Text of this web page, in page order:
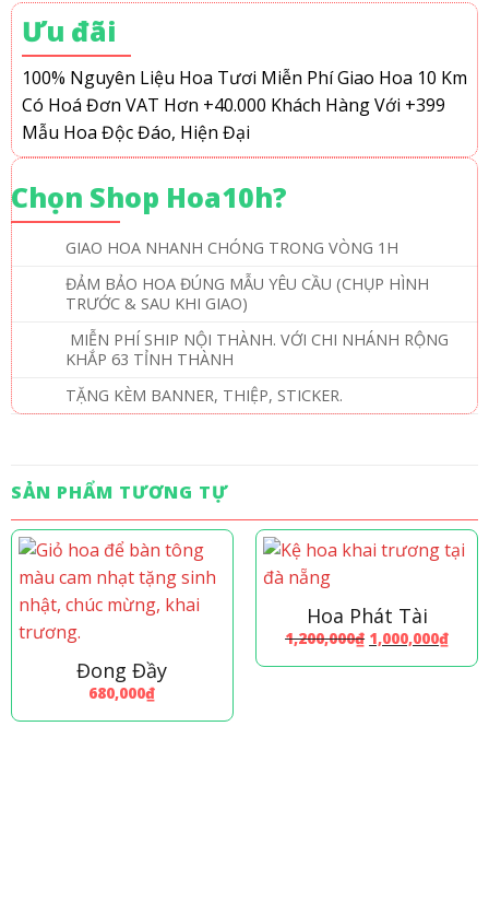
Ưu đãi
100% Nguyên Liệu Hoa Tươi Miễn Phí Giao Hoa 10 Km
Có Hoá Đơn VAT Hơn +40.000 Khách HàngVới +399
Mẫu Hoa Độc Đáo, Hiện Đại
Chọn Shop Hoa10h?
GIAO HOA NHANH CHÓNG TRONG VÒNG 1H
ĐẢM BẢO HOA ĐÚNG MẪU YÊU CẦU (CHỤP HÌNH
TRƯỚC & SAU KHI GIAO)
MIỄN PHÍ SHIP NỘI THÀNH. VỚI CHI NHÁNH RỘNG
KHẮP 63 TỈNH THÀNH
TẶNG KÈM BANNER, THIỆP, STICKER.
SẢN PHẨM TƯƠNG TỰ
Đong Đầy
680,000₫
Hoa Phát Tài
1,200,000₫ Giá
gốc
là:
1,000,000₫Giá
hiện
tại